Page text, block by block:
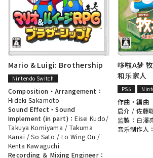
Mario & Luigi: Brothership
Nintendo Switch
Composition・Arrangement：
Hideki Sakamoto
Sound Effect・Sound
Implement (in part)：Eisei Kudo/
Takuya Komiyama / Takuma
Kanai /So Sato / Lo Wing On /
Kenta Kawaguchi
Recording ＆ Mixing Engineer：
哆啦A梦
和乐家人
PS5
作曲・編曲
启介 /佐藤
监製： 白澤
音乐制作人：